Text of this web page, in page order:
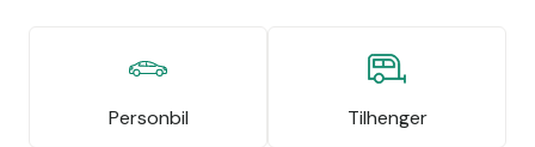
Personbil Tilhenger